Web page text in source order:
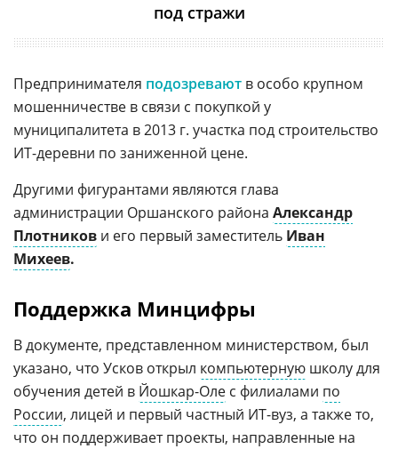
под стражи
Предпринимателя подозревают в особо крупном
мошенничестве в связи с покупкой у
муниципалитета в 2013 г. участка под строительство
ИT-деревни по заниженной цене.
Другими фигурантами являются глава
администрации Оршанского района Александр
Плотников и его первый заместитель Иван
Михеев.
Поддержка Минцифры
В документе, представленном министерством, был
указано, что Усков открыл компьютерную школу для
обучения детей в Йошкар-Оле с филиалами по
России, лицей и первый частный ИT-вуз, а также то,
что он поддерживает проекты, направленные на